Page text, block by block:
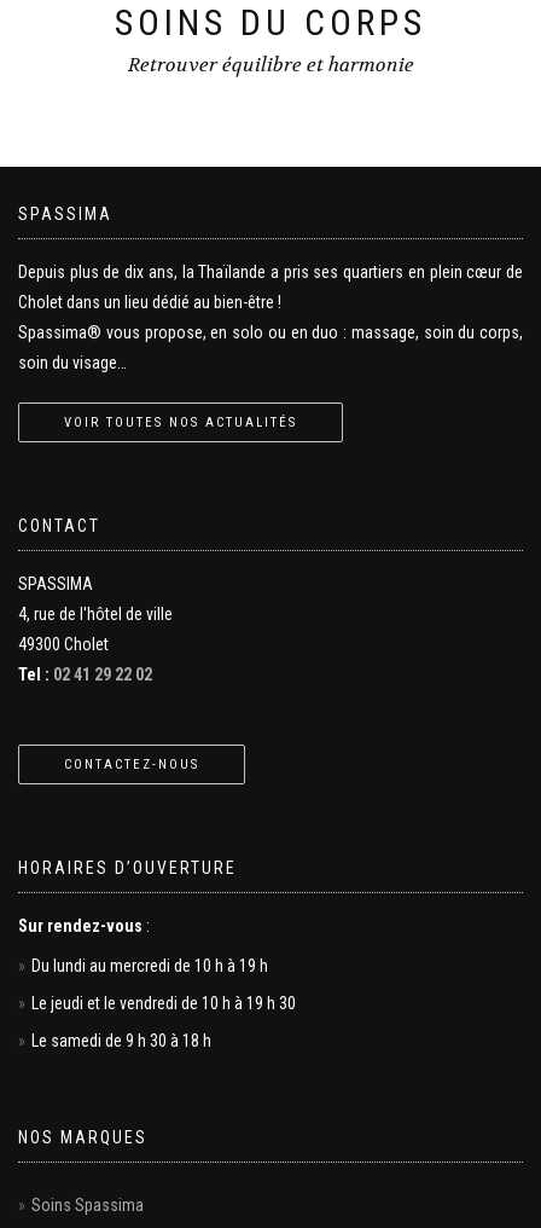
SOINS DU CORPS
Retrouver équilibre et harmonie
SPASSIMA
Depuis plus de dix ans, la Thaïlande a pris ses quartiers en plein cœur de
Cholet dans un lieu dédié au bien-être !
Spassima® vous propose, en solo ou en duo : massage, soin du corps,
soin du visage…
VOIR TOUTES NOS ACTUALITÉS
CONTACT
SPASSIMA
4, rue de l'hôtel de ville
49300 Cholet
Tel : 02 41 29 22 02
CONTACTEZ-NOUS
HORAIRES D’OUVERTURE
Sur rendez-vous :
Du lundi au mercredi de 10 h à 19 h
Le jeudi et le vendredi de 10 h à 19 h 30
Le samedi de 9 h 30 à 18 h
NOS MARQUES
Soins Spassima